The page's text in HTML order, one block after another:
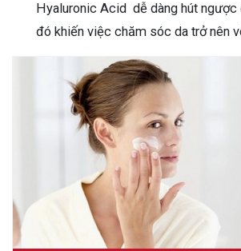
Hyaluronic Acid dễ dàng hút
đó khiến việc chăm sóc da trở nên